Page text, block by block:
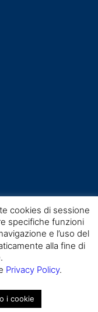
Ricerche
– 2026
cookies di sessione
specifiche funzioni
e l’uso del
alla fine di
Privacy Policy.
i cookie